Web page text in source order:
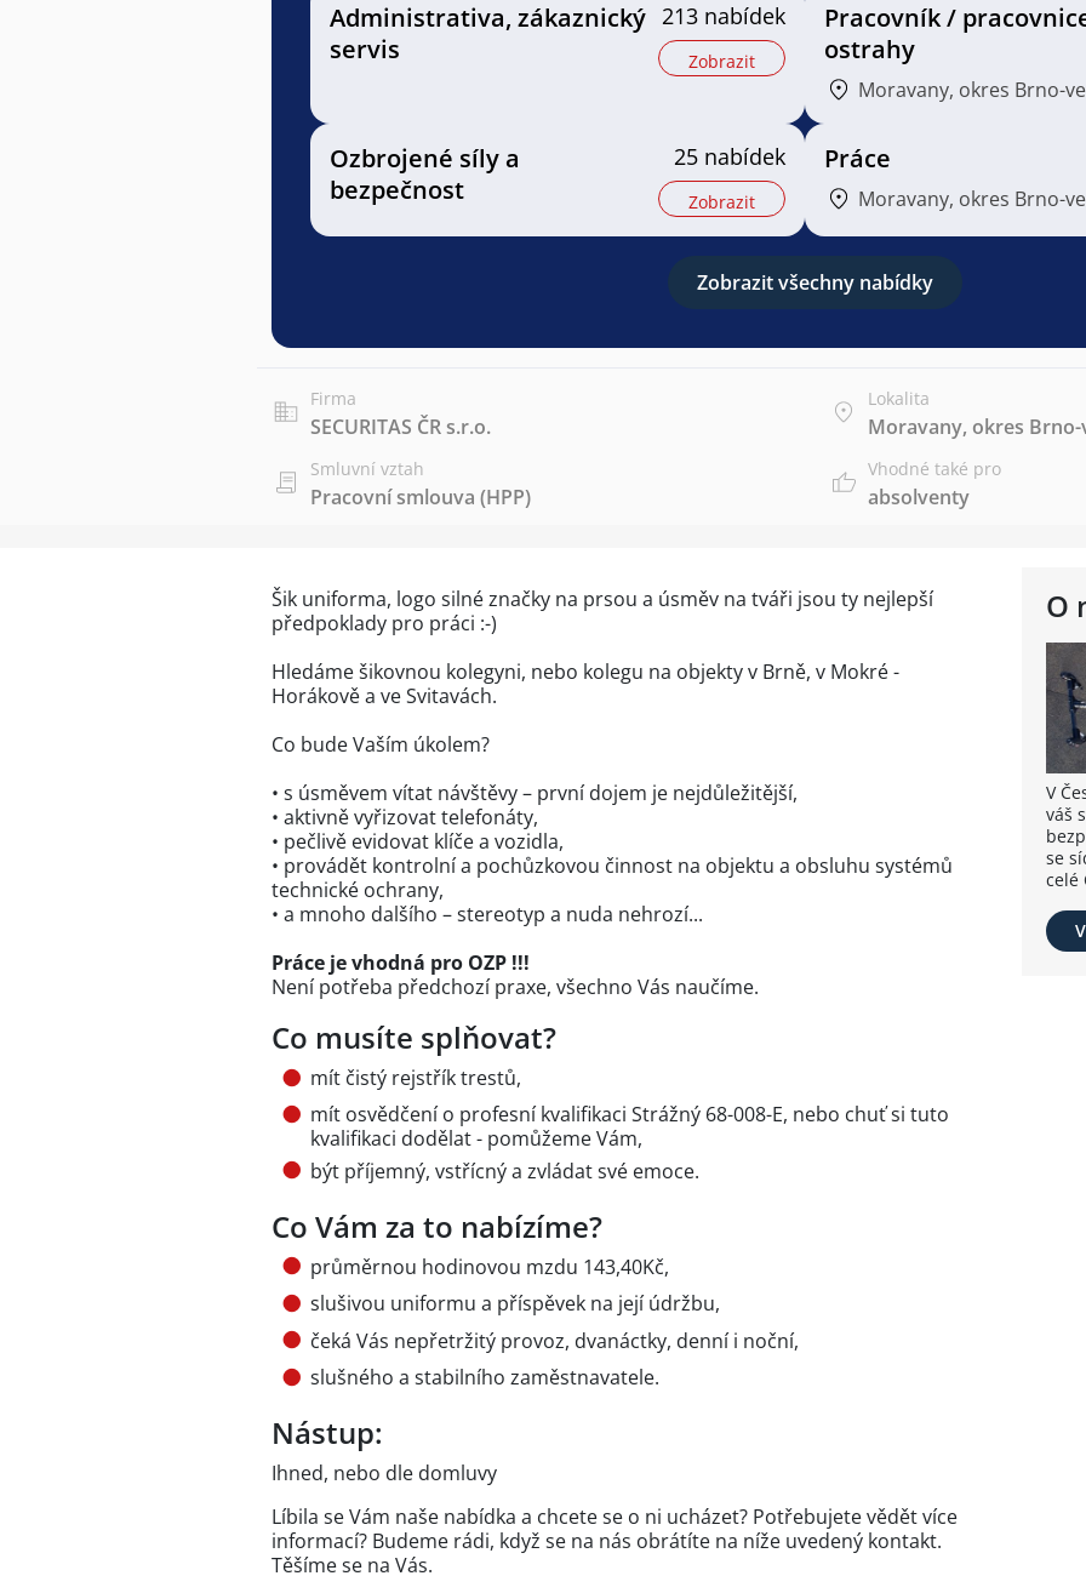
Administrativa, zákaznický
servis
213 nabídek
Zobrazit
Pracovník /
ostrahy
Moravany, okres Brno-
Ozbrojené síly a
bezpečnost
25 nabídek
Zobrazit
Práce
Moravany, okres Brno-
Zobrazit všechny nabídky
Firma
SECURITAS ČR s.r.o.
Lokalita
Moravany, okres
Smluvní vztah
Pracovní smlouva (HPP)
Vhodné také pro
absolventy
O
V
váš
se
celé
Šik uniforma, logo silné značky na prsou a úsměv na tváři jsou ty nejlepší
předpoklady pro práci :-)
Hledáme šikovnou kolegyni, nebo kolegu na objekty v Brně, v Mokré -
Horákově a ve Svitavách.
Co bude Vaším úkolem?
• s úsměvem vítat návštěvy – první dojem je nejdůležitější,
• aktivně vyřizovat telefonáty,
• pečlivě evidovat klíče a vozidla,
• provádět kontrolní a pochůzkovou činnost na objektu a obsluhu systémů
technické ochrany,
• a mnoho dalšího – stereotyp a nuda nehrozí...
Práce je vhodná pro OZP !!!
Není potřeba předchozí praxe, všechno Vás naučíme.
Co musíte splňovat?
mít čistý rejstřík trestů,
mít osvědčení o profesní kvalifikaci Strážný 68-008-E, nebo chuť si tuto
kvalifikaci dodělat - pomůžeme Vám,
být příjemný, vstřícný a zvládat své emoce.
Co Vám za to nabízíme?
průměrnou hodinovou mzdu 143,40Kč,
slušivou uniformu a příspěvek na její údržbu,
čeká Vás nepřetržitý provoz, dvanáctky, denní i noční,
slušného a stabilního zaměstnavatele.
Nástup:
Ihned, nebo dle domluvy
Líbila se Vám naše nabídka a chcete se o ni ucházet? Potřebujete vědět více
informací? Budeme rádi, když se na nás obrátíte na níže uvedený kontakt.
Těšíme se na Vás.